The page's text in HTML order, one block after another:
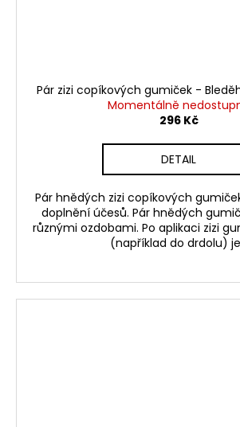
Pár zizi copíkových gumiček -
Momentálně
296 Kč
DETAIL
Pár hnědých zizi copíkových
doplnění účesů. Pár hnědých
různými ozdobami. Po aplikaci zizi
(například do drdolu)